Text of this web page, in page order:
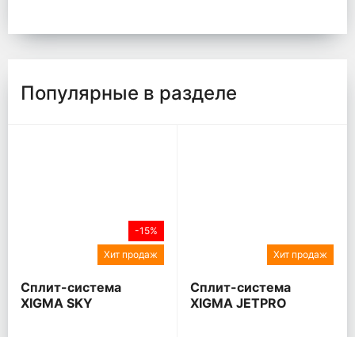
Популярные в разделе
-15%
Хит продаж
Сплит-система
XIGMA SKY
Хит продаж
Сплит-система
XIGMA JETPRO